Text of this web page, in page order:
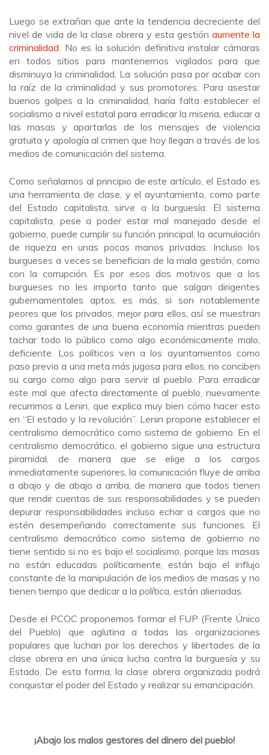
Luego se extrañan que ante la tendencia decreciente del
nivel de vida de la clase obrera y esta gestión aumente la
criminalidad . No es la solución definitiva instalar cámaras
en todos sitios para mantenernos vigilados para que
disminuya la criminalidad. La solución pasa por acabar con
la raíz de la criminalidad y sus promotores. Para asestar
buenos golpes a la criminalidad, haría falta establecer el
socialismo a nivel estatal para erradicar la miseria, educar a
las masas y apartarlas de los mensajes de violencia
gratuita y apología al crimen que hoy llegan a través de los
medios de comunicación del sistema.
Como señalamos al principio de este artículo, el Estado es
una herramienta de clase, y el ayuntamiento, como parte
del Estado capitalista, sirve a la burguesía. El sistema
capitalista, pese a poder estar mal manejado desde el
gobierno, puede cumplir su función principal, la acumulación
de riqueza en unas pocas manos privadas. Incluso los
burgueses a veces se benefician de la mala gestión, como
con la corrupción. Es por esos dos motivos que a los
burgueses no les importa tanto que salgan dirigentes
gubernamentales aptos, es más, si son notablemente
peores que los privados, mejor para ellos, así se muestran
como garantes de una buena economía mientras pueden
tachar todo lo público como algo económicamente malo,
deficiente. Los políticos ven a los ayuntamientos como
paso previo a una meta más jugosa para ellos, no conciben
su cargo como algo para servir al pueblo. Para erradicar
este mal que afecta directamente al pueblo, nuevamente
recurrimos a Lenin, que explica muy bien cómo hacer esto
en “El estado y la revolución”. Lenin propone establecer el
centralismo democrático como sistema de gobierno. En el
centralismo democrático, el gobierno sigue una estructura
piramidal, de manera que se elige a los cargos
inmediatamente superiores, la comunicación fluye de arriba
a abajo y de abajo a arriba, de manera que todos tienen
que rendir cuentas de sus responsabilidades y se pueden
depurar responsabilidades incluso echar a cargos que no
estén desempeñando correctamente sus funciones. El
centralismo democrático como sistema de gobierno no
tiene sentido si no es bajo el socialismo, porque las masas
no están educadas políticamente, están bajo el influjo
constante de la manipulación de los medios de masas y no
tienen tiempo que dedicar a la política, están alienadas.
Desde el PCOC proponemos formar el FUP (Frente Único
del Pueblo) que aglutina a todas las organizaciones
populares que luchan por los derechos y libertades de la
clase obrera en una única lucha contra la burguesía y su
Estado. De esta forma, la clase obrera organizada podrá
conquistar el poder del Estado y realizar su emancipación.
¡Abajo los malos gestores del dinero del pueblo!